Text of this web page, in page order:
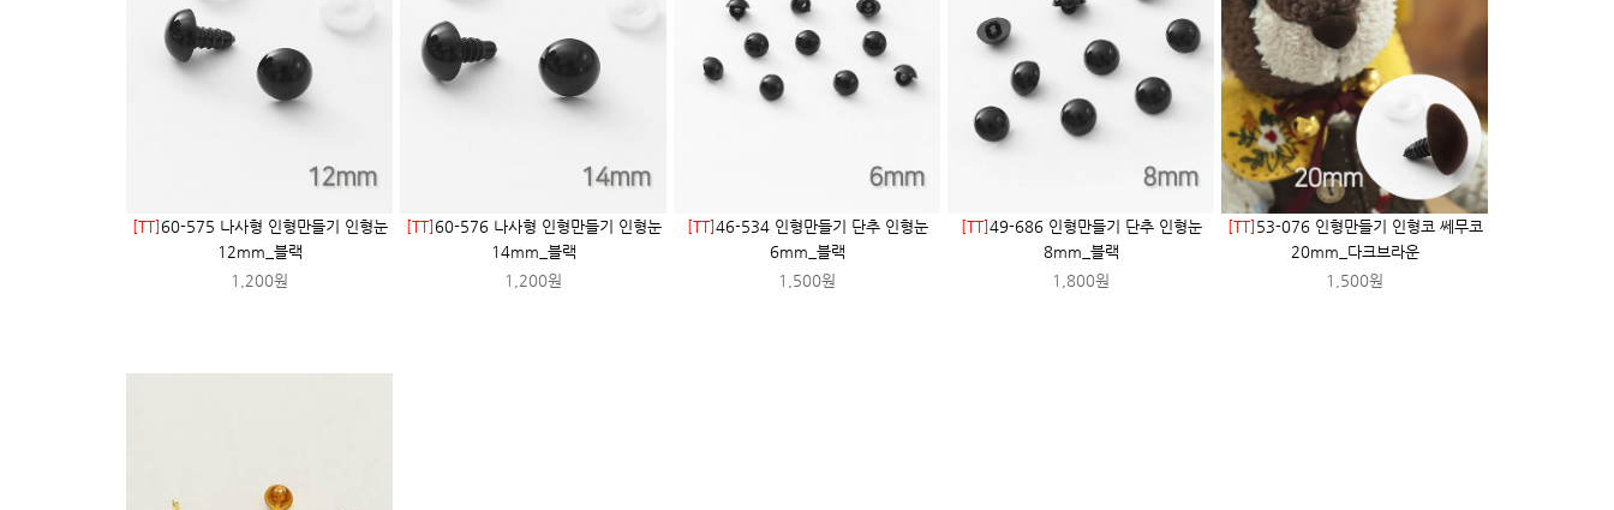
[TT]60-575 나사형 인형만들기 인형눈
12mm_블랙
1,200원
[TT]60-576 나사형 인형만들기 인형눈
14mm_블랙
1,200원
[TT]46-534 인형만들기 단추 인형눈
6mm_블랙
1,500원
[TT]49-686 인형만들기 단추 인형눈
8mm_블랙
1,800원
[TT] 53-076 인형만들기 인형코 쎄무코
20mm_다크브라운
1,500원